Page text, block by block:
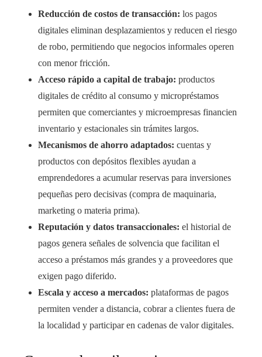
Reducción de costos de transacción: los pagos
digitales eliminan desplazamientos y reducen el riesgo
de robo, permitiendo que negocios informales operen
con menor fricción.
Acceso rápido a capital de trabajo: productos
digitales de crédito al consumo y micropréstamos
permiten que comerciantes y microempresas financien
inventario y estacionales sin trámites largos.
Mecanismos de ahorro adaptados: cuentas y
productos con depósitos flexibles ayudan a
emprendedores a acumular reservas para inversiones
pequeñas pero decisivas (compra de maquinaria,
marketing o materia prima).
Reputación y datos transaccionales: el historial de
pagos genera señales de solvencia que facilitan el
acceso a préstamos más grandes y a proveedores que
exigen pago diferido.
Escala y acceso a mercados: plataformas de pagos
permiten vender a distancia, cobrar a clientes fuera de
la localidad y participar en cadenas de valor digitales.